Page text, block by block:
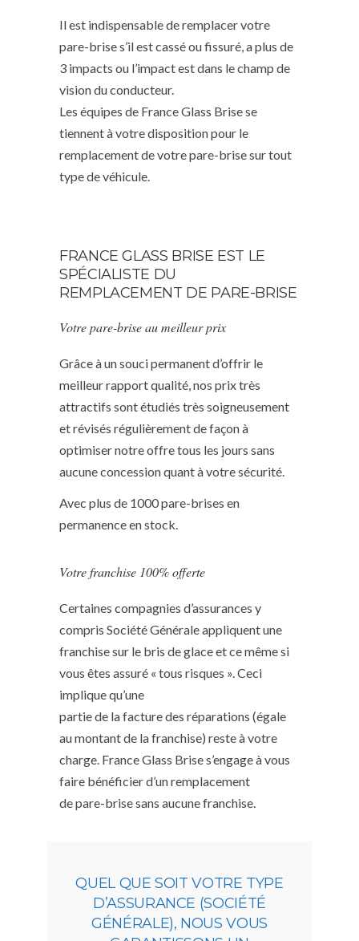
Il est indispensable de remplacer votre
pare-brise s’il est cassé ou fissuré, a plus de
3 impacts ou l’impact est dans le champ de
vision du conducteur.
Les équipes de France Glass Brise se
tiennent à votre disposition pour le
remplacement de votre pare-brise sur tout
type de véhicule.
FRANCE GLASS BRISE EST LE
SPÉCIALISTE DU
REMPLACEMENT DE PARE-BRISE
Votre pare-brise au meilleur prix
Grâce à un souci permanent d’offrir le
meilleur rapport qualité, nos prix très
attractifs sont étudiés très soigneusement
et révisés régulièrement de façon à
optimiser notre offre tous les jours sans
aucune concession quant à votre sécurité.
Avec plus de 1000 pare-brises en
permanence en stock.
Votre franchise 100% offerte
Certaines compagnies d’assurances y
compris Société Générale appliquent une
franchise sur le bris de glace et ce même si
vous êtes assuré « tous risques ». Ceci
implique qu’une
partie de la facture des réparations (égale
au montant de la franchise) reste à votre
charge. France Glass Brise s’engage à vous
faire bénéficier d’un remplacement
de pare-brise sans aucune franchise.
QUEL QUE SOIT VOTRE TYPE
D’ASSURANCE (SOCIÉTÉ
GÉNÉRALE), NOUS VOUS